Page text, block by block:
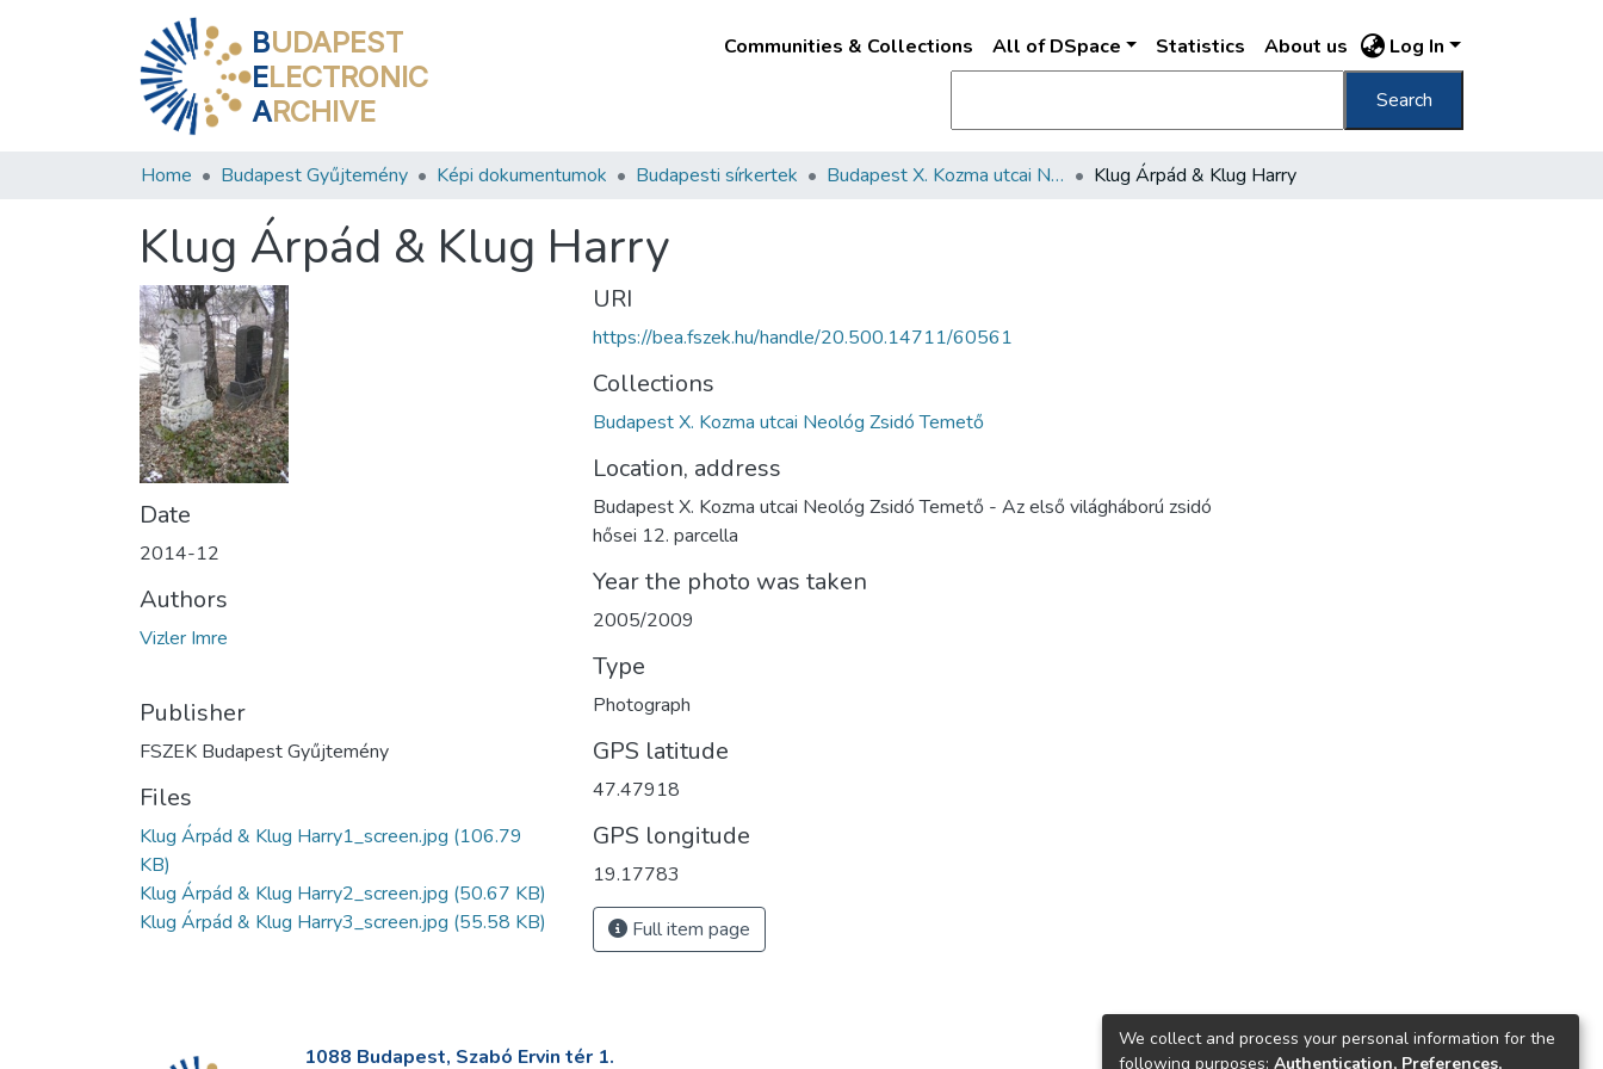
BUDAPEST
ELECTRONIC
ARCHIVE
Communities & Collections All of DSpace Statistics About us Log In
Search
Home Budapest Gyűjtemény Képi dokumentumok Budapesti sírkertek Budapest X. Kozma utcai Neológ Zsidó Temető Klug Árpád & Klug Harry
Klug Árpád & Klug Harry
Date
2014-12
Authors
Vizler Imre
Publisher
FSZEK Budapest Gyűjtemény
Files
Klug Árpád & Klug Harry1_screen.jpg (106.79
KB)
Klug Árpád & Klug Harry2_screen.jpg (50.67 KB)
Klug Árpád & Klug Harry3_screen.jpg (55.58 KB)
URI
https://bea.fszek.hu/handle/20.500.14711/60561
Collections
Budapest X. Kozma utcai Neológ Zsidó Temető
Location, address
Budapest X. Kozma utcai Neológ Zsidó Temető - Az első világháború zsidó
hősei 12. parcella
Year the photo was taken
2005/2009
Type
Photograph
GPS latitude
47.47918
GPS longitude
19.17783
Full item page
1088 Budapest, Szabó Ervin tér 1.
We collect and process your personal information for the
following purposes: Authentication, Preferences,